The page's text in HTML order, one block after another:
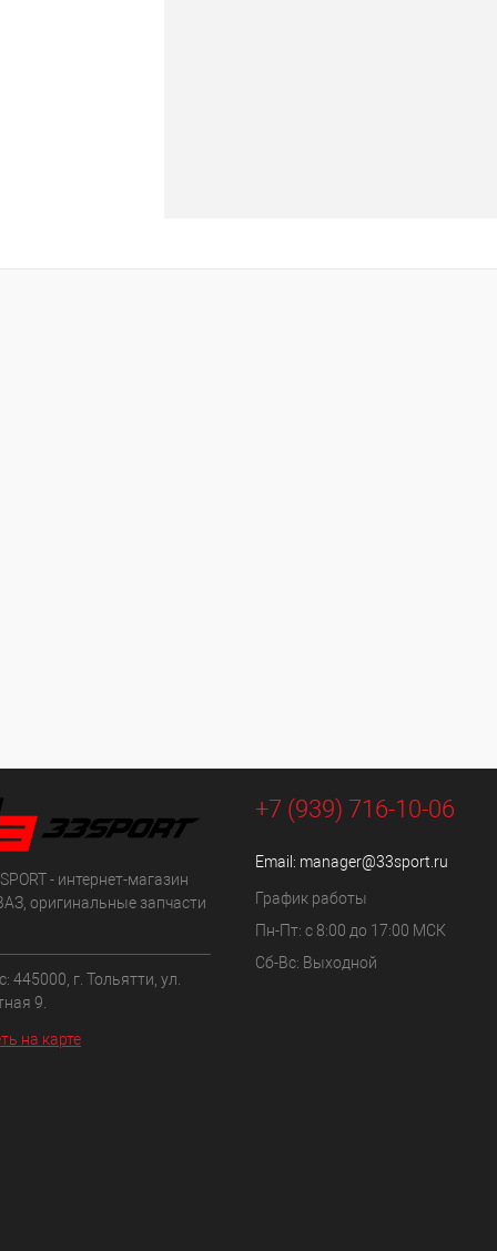
- интернет-магазин
оригинальные запчасти
445000, г. Тольятти, ул.
9.
на карте
+7 (939) 716-10-06
Email: manager@33sport.ru
График работы
Пн-Пт: с 8:00 до 17:00 МСК
Сб-Вс: Выходной